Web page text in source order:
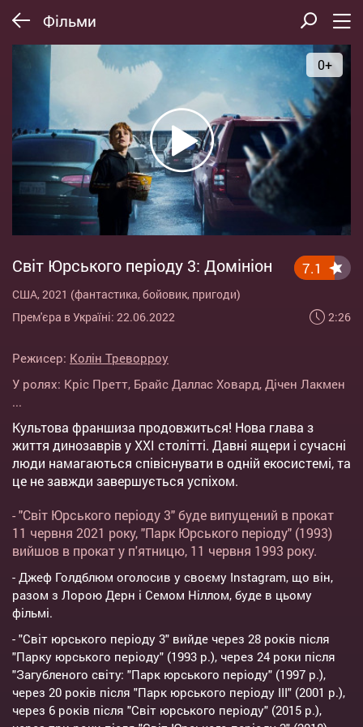
Фільми
0+
Світ Юрського періоду 3: Домініон
США, 2021 (фантастика, бойовик, пригоди)
Прем'єра в Україні: 22.06.2022
7.1
2:26
Режисер: Колін Треворроу
У ролях: Кріс Претт, Брайс Даллас Ховард, Дічен Лакмен
...
Культова франшиза продовжиться! Нова глава з
життя динозаврів у XXI столітті. Давні ящери і сучасні
люди намагаються співіснувати в одній екосистемі, та
це не завжди завершується успіхом.
- "Світ Юрського періоду 3" буде випущений в прокат
11 червня 2021 року, "Парк Юрського періоду" (1993)
вийшов в прокат у п'ятницю, 11 червня 1993 року.
- Джеф Голдблюм оголосив у своєму Instagram, що він,
разом з Лорою Дерн і Семом Ніллом, буде в цьому
фільмі.
- "Світ юрського періоду 3" вийде через 28 років після
"Парку юрського періоду" (1993 р.), через 24 роки після
"Загубленого світу: "Парк юрського періоду" (1997 р.),
через 20 років після "Парк юрського періоду III" (2001 р.),
через 6 років після "Світ юрського періоду" (2015 р.),